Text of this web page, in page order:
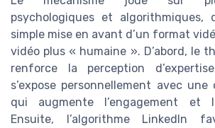
psychologiques et algorithmiques,
simple mise en avant d’un format
vidéo plus « humaine ». D’abord, le
renforce la perception
s’expose personnellement avec
qui augmente l’engagement et
Ensuite, l’algorithme LinkedIn